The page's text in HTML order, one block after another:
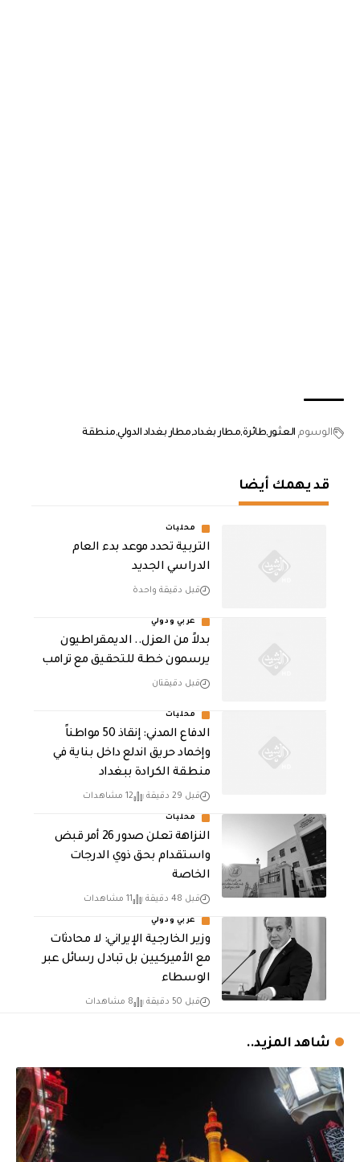
الوسوم العثور طائرةمطار بغداد مطار بغداد الدولي منطقة
قد يهمك أيضا
محليات
التربية تحدد موعد بدء العام
الدراسي الجديد
قبل دقيقة واحدة
عربي ودولي
بدلاً من العزل.. الديمقراطيون
يرسمون خطة للتحقيق مع ترامب
قبل دقيقتان
محليات
الدفاع المدني: إنقاذ 50 مواطناً
وإخماد حريق اندلع داخل بناية في
منطقة الكرادة ببغداد
قبل 29 دقيقة 12 مشاهدات
محليات
النزاهة تعلن صدور 26 أمر قبض
واستقدام بحق ذوي الدرجات
الخاصة
قبل 48 دقيقة 11 مشاهدات
عربي ودولي
‏وزير الخارجية الإيراني: لا محادثات
مع الأميركيين بل تبادل رسائل عبر
الوسطاء
قبل 50 دقيقة 8 مشاهدات
شاهد المزيد..